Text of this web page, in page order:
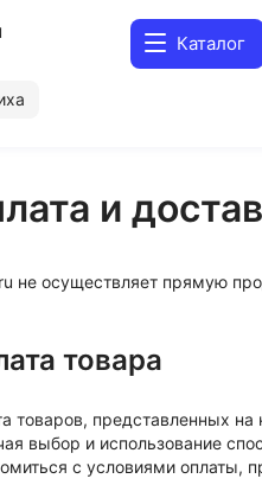
Каталог
и
не осуществляет прямую
товара
товаров, представленных на
выбор и использование
с условиями оплаты,